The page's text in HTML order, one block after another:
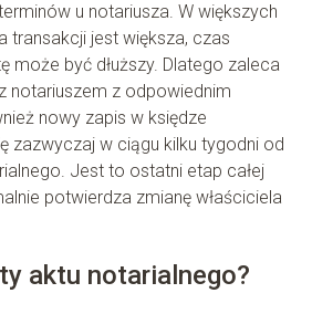
u notariusza. W większych
transakcji jest większa, czas
może być dłuższy. Dlatego zaleca
notariuszem z odpowiednim
nowy zapis w księdze
zazwyczaj w ciągu kilku tygodni od
Jest to ostatni etap całej
potwierdza zmianę właściciela
aktu notarialnego?